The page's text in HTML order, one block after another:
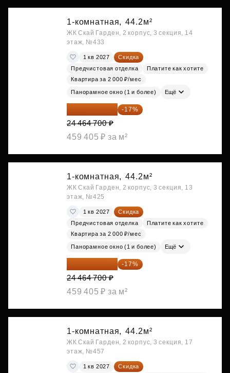
1-комнатная, 44.2м²
ЖК Скай Гарден, 2 корпус, 3 секция, 14
этаж, №433
1 кв 2027
Скидка
Предчистовая отделка
Платите как хотите
Квартира за 2 000 ₽/мес
Панорамное окно (1 и более) Ещё
20 305 701 ₽ -17%
24 464 700 ₽
459 405 ₽ за м²
1-комнатная, 44.2м²
ЖК Скай Гарден, 2 корпус, 3 секция, 13
этаж, №425
1 кв 2027
Скидка
Предчистовая отделка
Платите как хотите
Квартира за 2 000 ₽/мес
Панорамное окно (1 и более) Ещё
20 305 701 ₽ -17%
24 464 700 ₽
459 405 ₽ за м²
1-комнатная, 44.2м²
ЖК Скай Гарден, 2 корпус, 3 секция, 17
этаж, №457
1 кв 2027
Скидка